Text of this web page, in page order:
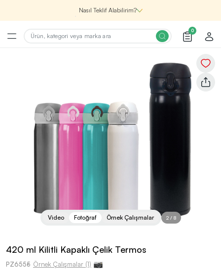
Nasıl Teklif Alabilirim?
Şirketin için ihtiyacın olan farklı kategorilerde
binlerce kaliteli ve yenilikçi ürünü, seçkin marka ve
üretici firma garantisi ile Promozone’da
keşfedebilirsin.
2 yönü ve adet gibi detayları seçerek, teklif adımına
geçmeden önce tüm tercihlerine uygun seçenekleri
0
420 ml Kilitli Kapaklı Çelik Termos
PZ6555 Örnek Çalışmalar (1)
Video Fotoğraf Örnek Çalışmalar 2/ 8